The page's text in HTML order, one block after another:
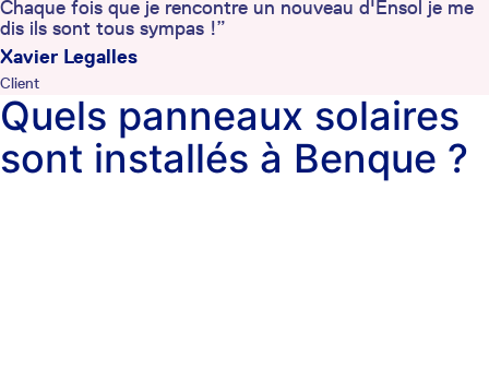
Chaque fois que je rencontre un nouveau d'Ensol je me
dis ils sont tous sympas !”
Xavier Legalles
Client
Quels panneaux solaires
sont installés à Benque ?